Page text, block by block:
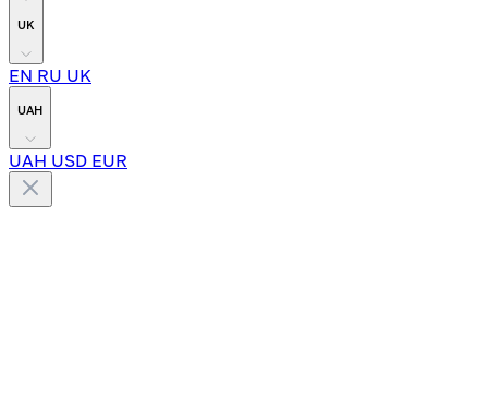
UK
EN RU UK
UAH
UAH USD EUR